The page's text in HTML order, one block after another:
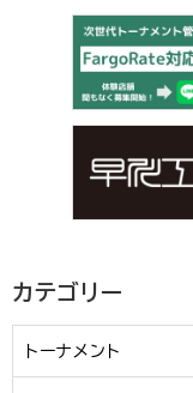
カテゴリー
トーナメント